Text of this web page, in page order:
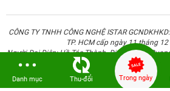
CÔNG TY TNHH CÔNG NGHỆ ISTAR
TP. HCM cấp ngày 11 tháng
Người Đại Diện: Hồ Tác Thành. Địa chỉ: 389
Danh mục Thu-đổi Trong ngày